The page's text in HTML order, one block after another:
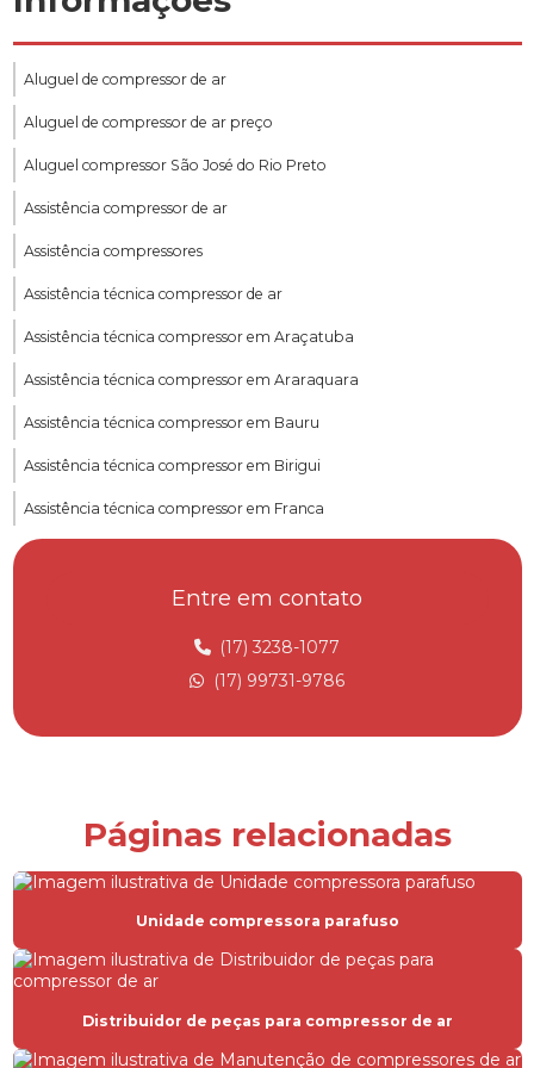
Aluguel de compressor de ar
Aluguel de compressor de ar preço
Aluguel compressor São José do Rio Preto
Assistência compressor de ar
Assistência compressores
Assistência técnica compressor de ar
Assistência técnica compressor em Araçatuba
Assistência técnica compressor em Araraquara
Assistência técnica compressor em Bauru
Assistência técnica compressor em Birigui
Assistência técnica compressor em Franca
Assistência técnica compressor em Jau
Assistência técnica compressor metalplan
Assistência técnica compressor parafuso
Assistência técnica compressor em Ribeirão Preto
Compressor de ar comprimido
Compressor de ar hospitalar
Compressor de ar industrial parafuso
Compressor de ar industrial preço
Entre em contato
(17) 3238-1077
(17) 99731-9786
Páginas relacionadas
Unidade compressora parafuso
Distribuidor de peças para compressor de ar